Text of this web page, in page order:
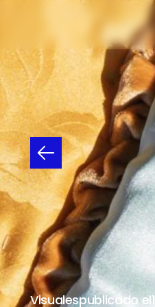
HAY
DELA
DESDE EL
Visualespublicado el